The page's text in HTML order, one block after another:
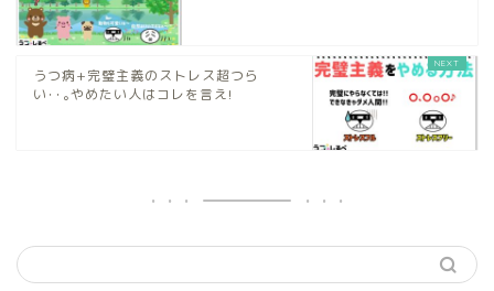
うつ病+完璧主義のストレス超つら
い･･｡やめたい人はコレを言え!